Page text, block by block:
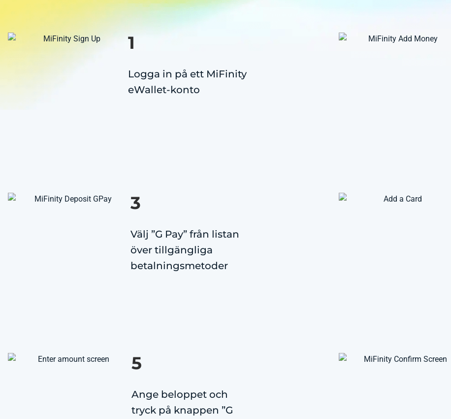
1
Logga in på ett MiFinity
eWallet-konto
3
Välj ”G Pay” från listan
över tillgängliga
betalningsmetoder
5
Ange beloppet och
tryck på knappen ”G